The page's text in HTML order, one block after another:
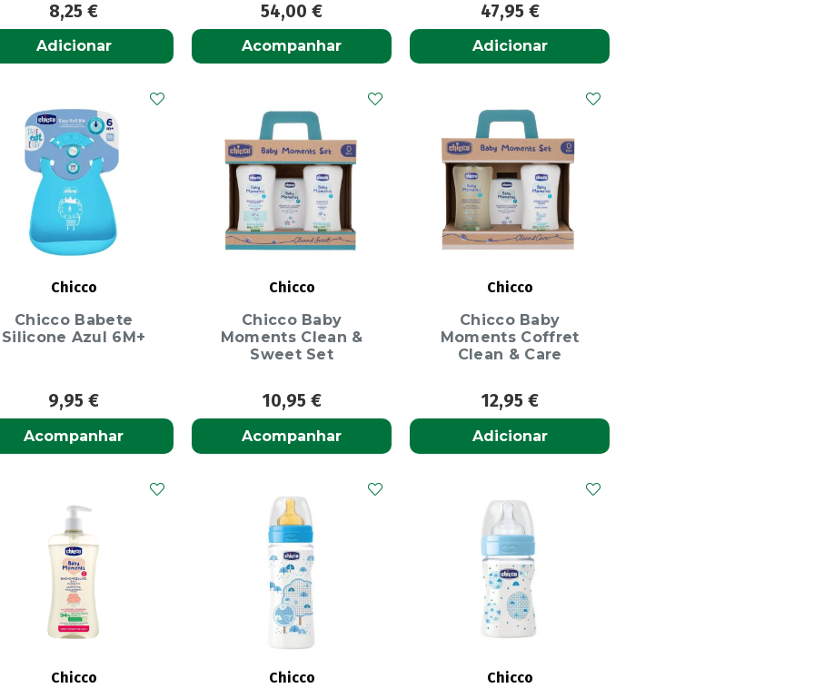
8,25€
Adicionar
54,00€
Acompanhar
47,95 €
Adicionar
Chicco
Chicco Babete
Silicone Azul 6M+
9,95€
Acompanhar
Chicco
Chicco Baby
Moments Clean &
Sweet Set
10,95 €
Acompanhar
Chicco
Chicco Baby
Moments Coffret
Clean & Care
12,95 €
Adicionar
Chicco
Chicco
Chicco